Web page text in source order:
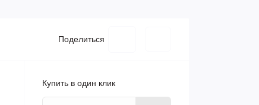
Поделиться
Купить в один клик